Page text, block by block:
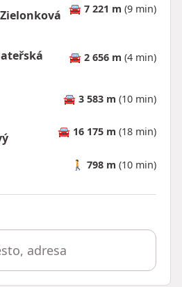
🚘 7 221 m (9 min)
🚘 2 656 m (4 min)
🚘 3 583 m (10 min)
🚘 16 175 m (18 min)
🚶 798 m (10 min)